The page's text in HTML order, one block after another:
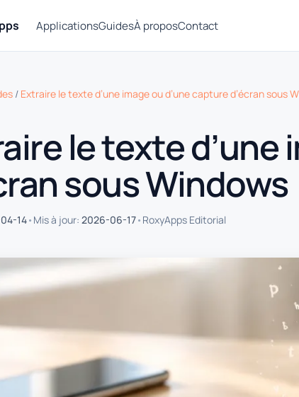
ApplicationsGuidesÀ proposContact
/ Extraire le texte d’une image ou d’une capture d’écran sous
le texte d’une
sous Windows
14• Mis à jour: 2026-06-17• RoxyApps Editorial